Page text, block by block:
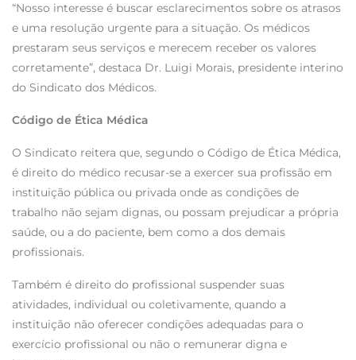
“Nosso interesse é buscar esclarecimentos sobre os atrasos
e uma resolução urgente para a situação. Os médicos
prestaram seus serviços e merecem receber os valores
corretamente”, destaca Dr. Luigi Morais, presidente interino
do Sindicato dos Médicos.
Código de Ética Médica
O Sindicato reitera que, segundo o Código de Ética Médica,
é direito do médico recusar-se a exercer sua profissão em
instituição pública ou privada onde as condições de
trabalho não sejam dignas, ou possam prejudicar a própria
saúde, ou a do paciente, bem como a dos demais
profissionais.
Também é direito do profissional suspender suas
atividades, individual ou coletivamente, quando a
instituição não oferecer condições adequadas para o
exercício profissional ou não o remunerar digna e